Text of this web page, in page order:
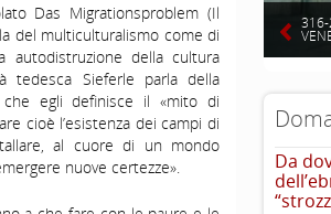
Das Migrationsproblem (Il
del multiculturalismo come di
autodistruzione della cultura
tedesca Sieferle parla della
egli definisce il «mito di
cioè l’esistenza dei campi di
al cuore di un mondo
nuove certezze».
316-
Da